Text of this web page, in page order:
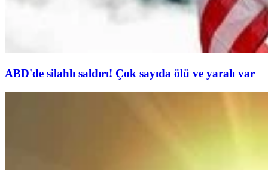
ABD'de silahlı saldırı! Çok sayıda ölü ve yaralı var